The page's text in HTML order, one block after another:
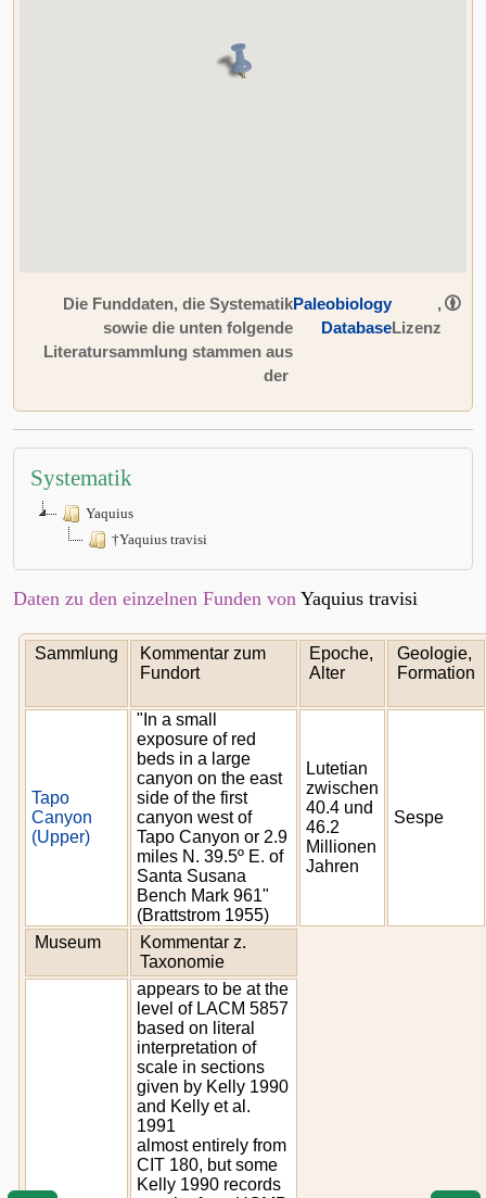
Die Funddaten, die Systematik
sowie die unten folgende
Literatursammlung stammen aus
der
Paleobiology
Database
,
Lizenz
Systematik
Yaquius
†Yaquius travisi
Daten zu den einzelnen Funden von Yaquius travisi
Sammlung
Kommentar zum
Fundort
Epoche,
Alter
Geologie,
Formation
Tapo
Canyon
(Upper)
"In a small
exposure of red
beds in a large
canyon on the east
side of the first
canyon west of
Tapo Canyon or 2.9
miles N. 39.5º E. of
Santa Susana
Bench Mark 961"
(Brattstrom 1955)
Lutetian
zwischen
40.4 und
46.2
Millionen
Jahren
Sespe
Museum
Kommentar z.
Taxonomie
appears to be at the
level of LACM 5857
based on literal
interpretation of
scale in sections
given by Kelly 1990
and Kelly et al.
1991
almost entirely from
CIT 180, but some
Kelly 1990 records